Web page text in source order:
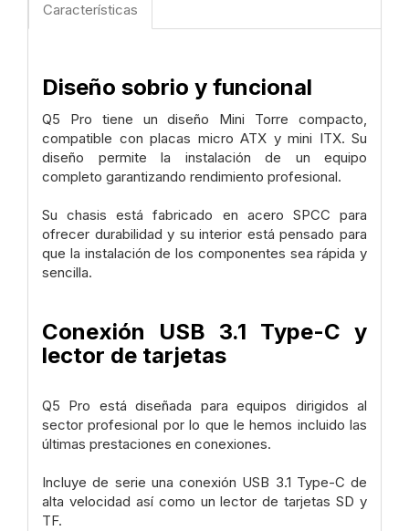
Características
Diseño sobrio y funcional
Q5 Pro tiene un diseño Mini Torre compacto,
compatible con placas micro ATX y mini ITX. Su
diseño permite la instalación de un equipo
completo garantizando rendimiento profesional.
Su chasis está fabricado en acero SPCC para
ofrecer durabilidad y su interior está pensado para
que la instalación de los componentes sea rápida y
sencilla.
Conexión USB 3.1 Type-C y
lector de tarjetas
Q5 Pro está diseñada para equipos dirigidos al
sector profesional por lo que le hemos incluido las
últimas prestaciones en conexiones.
Incluye de serie una conexión USB 3.1 Type-C de
alta velocidad así como un lector de tarjetas SD y
TF.